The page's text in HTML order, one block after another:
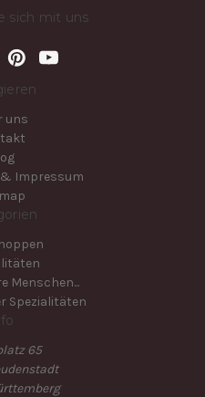
sich mit uns
uns
Impressum
Menschen...
Spezialitäten
65